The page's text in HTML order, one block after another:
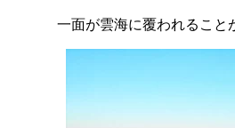
一面が雲海に覆われること